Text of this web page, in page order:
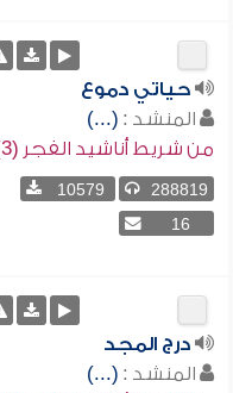
حياتي دموع
المنشد : (...)
من شريط أناشيد الفجر (3)
288819
10579
16
درج المجد
المنشد : (...)